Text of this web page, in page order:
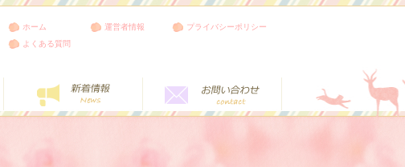
ホーム 運営者情報
プライバシーポリシー
よくある質問